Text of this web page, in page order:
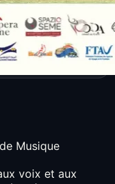
Musique
voix et aux